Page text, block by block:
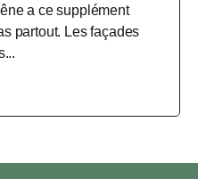
a ce supplément
partout. Les façades